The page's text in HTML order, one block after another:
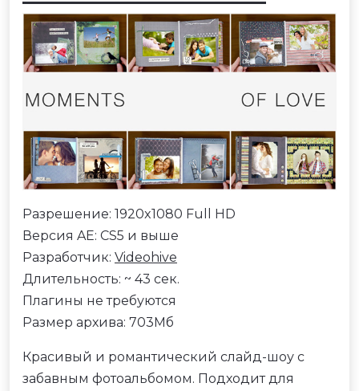
Разрешение: 1920x1080 Full HD
Версия AE: CS5 и выше
Разработчик: Videohive
Длительность: ~ 43 сек.
Плагины не требуются
Размер архива: 703Мб
Красивый и романтический слайд-шоу с
забавным фотоальбомом. Подходит для